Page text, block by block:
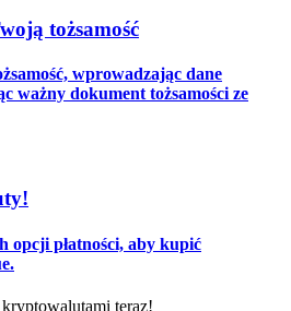
dotyczący kontraktów futures
tożsamość
wprowadzając dane
ważny dokument tożsamości ze
opcji płatności, aby kupić
teraz!